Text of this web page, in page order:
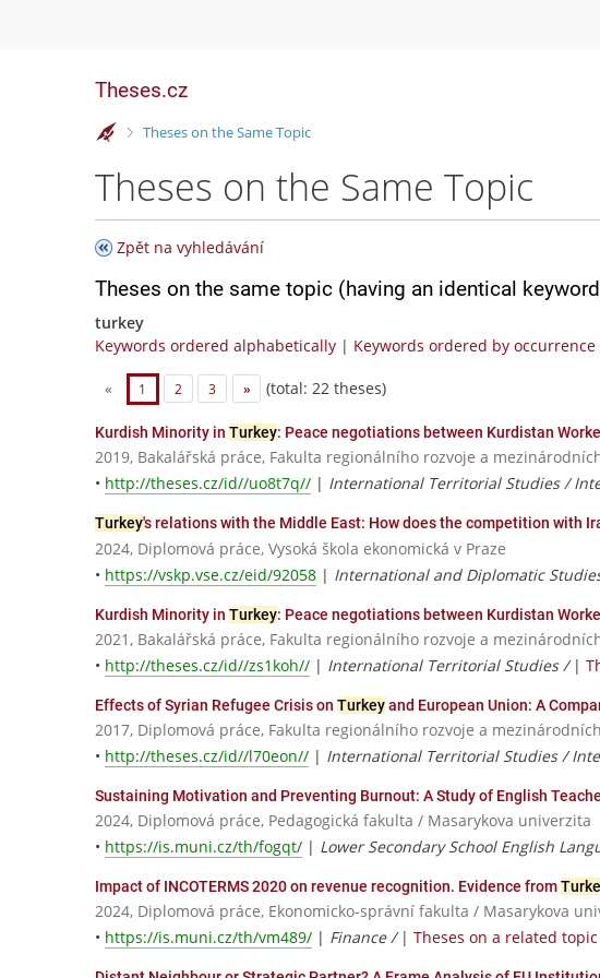
Theses.cz
>
Theses on the Same Topic
Theses on the Same Topic
Zpět na vyhledávání
Theses on the same topic (having an identical
turkey
Keywords ordered alphabetically | Keywords ordered by
« 1 2 3 » (total: 22 theses)
Kurdish Minority in Turkey: Peace negotiations between Kurdistan
2019, Bakalářská práce, Fakulta regionálního rozvoje a
• http://theses.cz/id//uo8t7q// | International Territorial Studies /
Turkey's relations with the Middle East: How does the competition with
2024, Diplomová práce, Vysoká škola ekonomická v Praze
• https://vskp.vse.cz/eid/92058 | International and Diplomatic
Kurdish Minority in Turkey: Peace negotiations between Kurdistan
2021, Bakalářská práce, Fakulta regionálního rozvoje a
• http://theses.cz/id//zs1koh// | International Territorial Studies / |
Effects of Syrian Refugee Crisis on Turkeyand European Union: A
2017, Diplomová práce, Fakulta regionálního rozvoje a
• http://theses.cz/id//l70eon// | International Territorial Studies /
Sustaining Motivation and Preventing Burnout: A Study of English
2024, Diplomová práce, Pedagogická fakulta / Masarykova univerzita
• https://is.muni.cz/th/fogqt/ | Lower Secondary School English
Impact of INCOTERMS 2020 on revenue recognition. Evidence from
2024, Diplomová práce, Ekonomicko-správní fakulta / Masarykova
• https://is.muni.cz/th/vm489/ | Finance / | Theses on a related topic